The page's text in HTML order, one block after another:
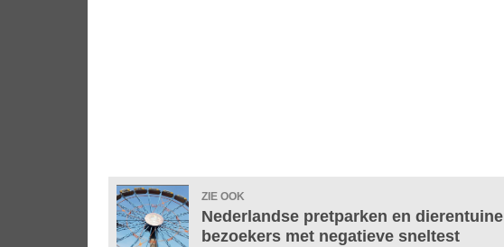
ZIE OOK
Nederlandse pretparken en
bezoekers met negatieve sneltest